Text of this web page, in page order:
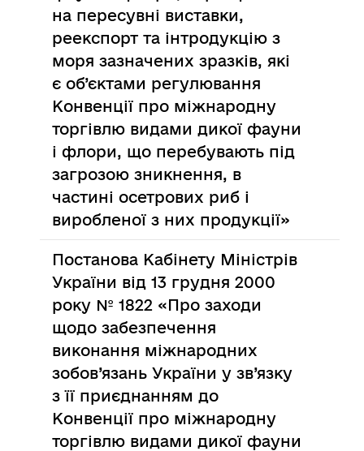
на пересувні виставки,
реекспорт та інтродукцію з
моря зазначених зразків, які
є об’єктами регулювання
Конвенції про міжнародну
торгівлю видами дикої фауни
і флори, що перебувають під
загрозою зникнення, в
частині осетрових риб і
виробленої з них продукції»
Постанова Кабінету Міністрів
України від 13 грудня 2000
року № 1822 «Про заходи
щодо забезпечення
виконання міжнародних
зобов’язань України у зв’язку
з її приєднанням до
Конвенції про міжнародну
торгівлю видами дикої фауни